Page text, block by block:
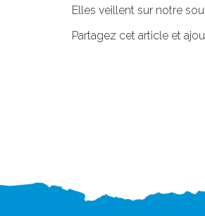
Elles veillent sur notre
Partagez cet article et